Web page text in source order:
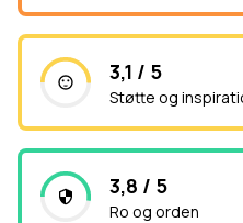
3,1 / 5
Støtte og
3,8 / 5
Ro og orden